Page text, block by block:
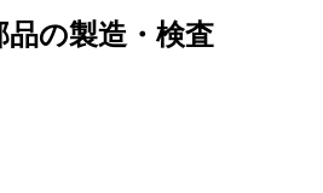
品の製造・検査